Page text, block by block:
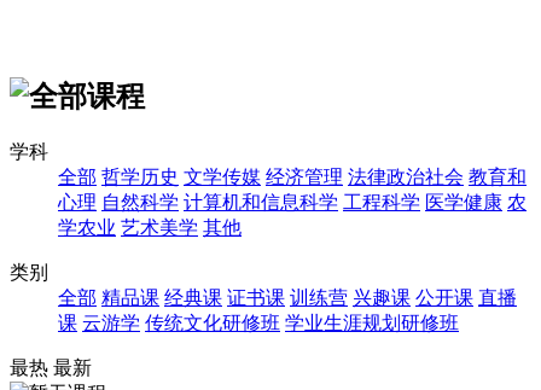
学科
全部 哲学历史 文学传媒 经济管理 法律政治社会 教育和
心理 自然科学 计算机和信息科学 工程科学 医学健康 农
学农业 艺术美学 其他
类别
全部 精品课 经典课 证书课 训练营 兴趣课 公开课 直播
课 云游学 传统文化研修班 学业生涯规划研修班
最热 最新